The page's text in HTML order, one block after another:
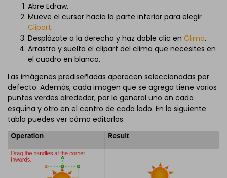
Abre Edraw.
Mueve el cursor hacia la parte inferior para elegir
Clipart.
Desplázate a la derecha y haz doble clic en Clima.
Arrastra y suelta el clipart del clima que necesites en
el cuadro en blanco.
Las imágenes prediseñadas aparecen seleccionadas por
defecto. Además, cada imagen que se agrega tiene varios
puntos verdes alrededor, por lo general uno en cada
esquina y otro en el centro de cada lado. En la siguiente
tabla puedes ver cómo editarlos.